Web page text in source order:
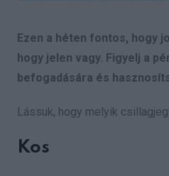
Ezen a héten fontos, hogy
hogy jelen vagy. Figyelj a
befogadására és
Lássuk, hogy melyik
Kos